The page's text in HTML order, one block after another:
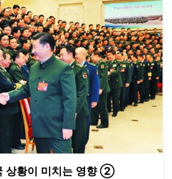
상황이 미치는 영향 ②